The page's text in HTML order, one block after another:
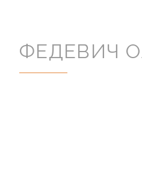
ФЕДЕВИЧ